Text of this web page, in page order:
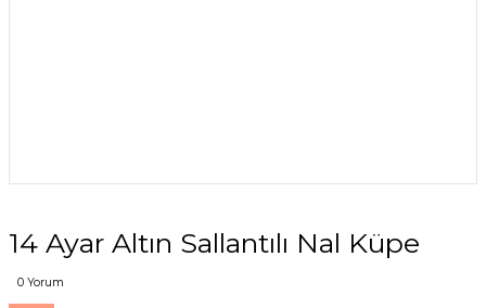
14 Ayar Altın Sallantılı Nal Küpe
0 Yorum